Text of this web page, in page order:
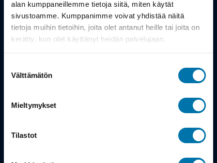
alan kumppaneillemme tietoja siitä, miten käytät
sivustoamme. Kumppanimme voivat yhdistää näitä
tietoja muihin tietoihin, joita olet antanut heille tai joita on
kerätty, kun olet käyttänyt heidän palvelujaan.
valinta
Välttämätön
Mieltymykset
Tilastot
Toimitus
Takuu ja palautukset